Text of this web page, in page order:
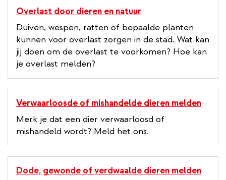
Overlast door dieren en natuur
Duiven, wespen, ratten of bepaalde planten
kunnen voor overlast zorgen in de stad. Wat kan
jij doen om de overlast te voorkomen? Hoe kan
je overlast melden?
Verwaarloosde of mishandelde dieren melden
Merk je dat een dier verwaarloosd of
mishandeld wordt? Meld het ons.
Dode, gewonde of verdwaalde dieren melden